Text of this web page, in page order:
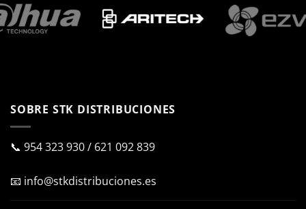
SOBRE STK DISTRIBUCIONES
📞 954 323 930/ 621 092 839
📧 info@stkdistribuciones.es